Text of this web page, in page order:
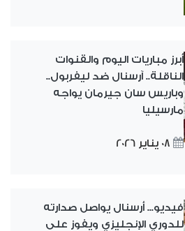
أبرز مباريات اليوم والقنوات
الناقلة.. آرسنال ضد ليفربول..
وباريس سان جيرمان يواجه
مارسيليا
08 يناير 2026
فيديو... أرسنال يواصل صدارته
للدوري الإنجليزي ويفوز على